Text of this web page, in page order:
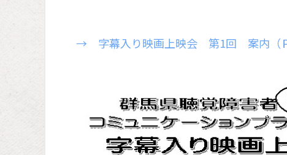
→ 字幕入り映画上映会 第1回 案内（Ｐ